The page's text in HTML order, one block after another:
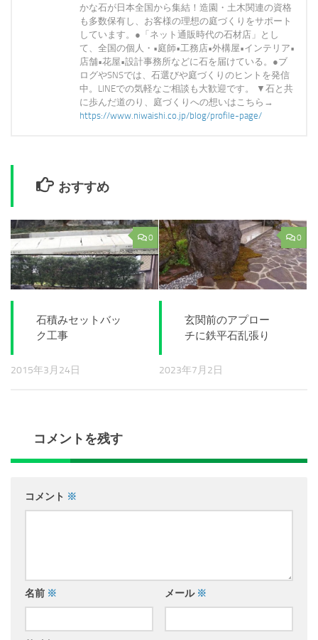
かな石が日本全国から集結！造園・土木関連の資格
も多数保有し、お客様の理想の庭づくりをサポート
しています。●「ネット通販時代の石材店」とし
て、全国の個人・•庭師•工務店•外構屋•インテリア•
店舗•花屋•設計事務所などに石を届けている。●ブ
ログやSNSでは、石選びや庭づくりのヒントを発信
中。LINEでの気軽なご相談も大歓迎です。 ▼石と共
に歩んだ道のり、庭づくりへの想いはこちら→
https://www.niwaishi.co.jp/blog/profile-page/
おすすめ
0
石積みセットバッ
ク工事
2015年3月24日
0
玄関前のアプロー
チに鉄平石乱張り
2023年7月2日
コメントを残す
コメント ※
名前 ※ メール ※